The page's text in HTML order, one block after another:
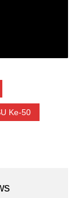
Ke-50